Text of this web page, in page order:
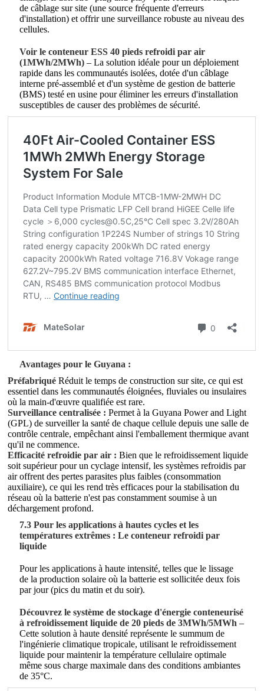
de câblage sur site (une source fréquente d'erreurs
d'installation) et offrir une surveillance robuste au niveau des
cellules.
Voir le conteneur ESS 40 pieds refroidi par air
(1MWh/2MWh) – La solution idéale pour un déploiement
rapide dans les communautés isolées, dotée d'un câblage
interne pré-assemblé et d'un système de gestion de batterie
(BMS) testé en usine pour éliminer les erreurs d'installation
susceptibles de causer des problèmes de sécurité.
Avantages pour le Guyana :
Préfabriqué Réduit le temps de construction sur site, ce qui est
essentiel dans les communautés éloignées, fluviales ou insulaires
où la main-d'œuvre qualifiée est rare.
Surveillance centralisée : Permet à la Guyana Power and Light
(GPL) de surveiller la santé de chaque cellule depuis une salle de
contrôle centrale, empêchant ainsi l'emballement thermique avant
qu'il ne commence.
Efficacité refroidie par air : Bien que le refroidissement liquide
soit supérieur pour un cyclage intensif, les systèmes refroidis par
air offrent des pertes parasites plus faibles (consommation
auxiliaire), ce qui les rend très efficaces pour la stabilisation du
réseau où la batterie n'est pas constamment soumise à un
déchargement profond.
7.3 Pour les applications à hautes cycles et les
températures extrêmes : Le conteneur refroidi par
liquide
Pour les applications à haute intensité, telles que le lissage
de la production solaire où la batterie est sollicitée deux fois
par jour (pics du matin et du soir).
Découvrez le système de stockage d'énergie conteneurisé
à refroidissement liquide de 20 pieds de 3MWh/5MWh –
Cette solution à haute densité représente le summum de
l'ingénierie climatique tropicale, utilisant le refroidissement
liquide pour maintenir la température cellulaire optimale
même sous charge maximale dans des conditions ambiantes
de 35°C.